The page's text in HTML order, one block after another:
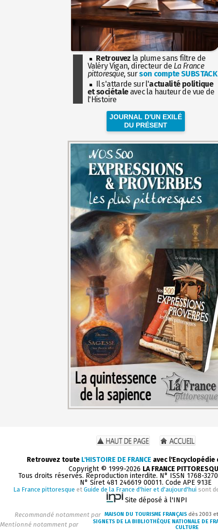
Retrouvez la plume sans filtre de
Valéry Vigan, directeur de La France
pittoresque, surson compte SUBSTACK
Il s'attarde sur l'actualité politique
et sociétaleavec la hauteur de vue de
l'Histoire
JOURNAL D'UN EXILÉ
DU PRÉSENT
Retrouvez toute L'HISTOIRE DE FRANCE avec
Copyright © 1999-2026 LA FRANCE
Tous droits réservés. Reproduction interdite. N° ISSN 1768-
N° Siret 481 246619 00011. Code APE 913E
La France pittoresque et Guide de la France d'hier et d'aujourd'hui sont
Site déposé à l'INPI
Recommandé notamment par MAISON DU TOURISME FRANÇAIS dès 2003
Mentionné notamment par
SIGNETS DE LA BIBLIOTHÈQUE NATIONALE DE
CULTURE